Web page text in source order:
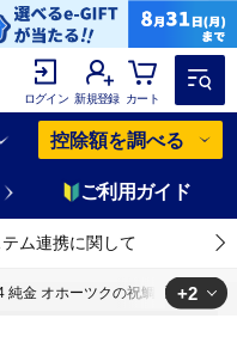
ログイン 新規登録 カート
控除額を調べる
ご利用ガイド
ム連携に関して
純金 オホーツクの祝鯛 置物 高Au
+2